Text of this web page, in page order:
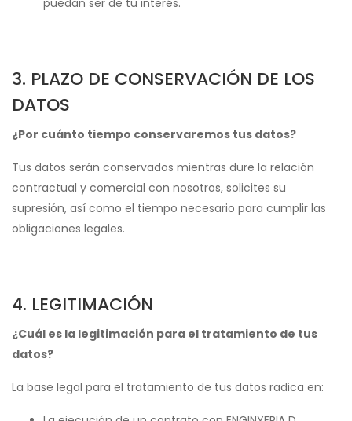
puedan ser de tu interés.
3. PLAZO DE CONSERVACIÓN DE LOS
DATOS
¿Por cuánto tiempo conservaremos tus datos?
Tus datos serán conservados mientras dure la relación
contractual y comercial con nosotros, solicites su
supresión, así como el tiempo necesario para cumplir las
obligaciones legales.
4. LEGITIMACIÓN
¿Cuál es la legitimación para el tratamiento de tus
datos?
La base legal para el tratamiento de tus datos radica en: